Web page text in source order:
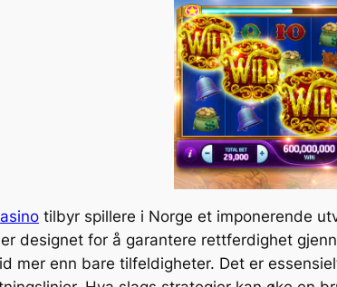
tilbyr spillere i Norge et imponerende
designet for å garantere rettferdighet
mer enn bare tilfeldigheter. Det er